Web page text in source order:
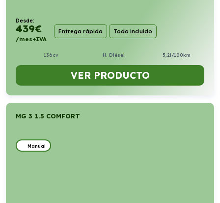
Desde:
439€
/mes+IVA
Entrega rápida Todo incluido
136cv H. Diésel 5,2l/100km
VER PRODUCTO
MG 3 1.5 COMFORT
Manual